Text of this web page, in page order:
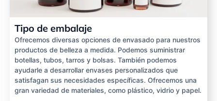
Tipo de embalaje
Ofrecemos diversas opciones de envasado para nuestros
productos de belleza a medida. Podemos suministrar
botellas, tubos, tarros y bolsas. También podemos
ayudarle a desarrollar envases personalizados que
satisfagan sus necesidades específicas. Ofrecemos una
gran variedad de materiales, como plástico, vidrio y papel.